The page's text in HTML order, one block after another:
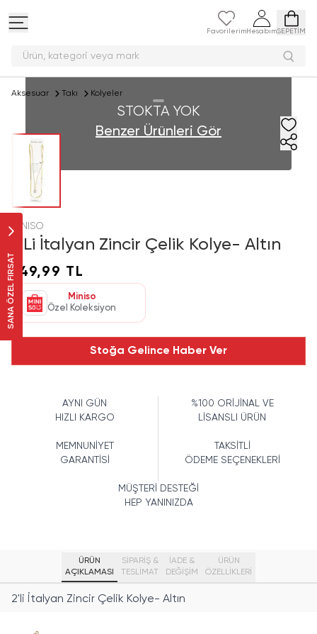
Favorilerim HesabımSEPETİM
Ürün, kategori veya
SANA ÖZEL FIRSAT
Aksesuar Takı Kolyeler
STOKTA YOK
Benzer Ürünleri Gör
MINISO
2'Li İtalyan Zincir Çelik Kolye- Altın
149,99 TL
Miniso
Özel Koleksiyon
Stoğa Gelince Haber Ver
AYNI GÜN
HIZLI KARGO
%100 ORİJİNAL VE
LİSANSLI ÜRÜN
MEMNUNİYET
GARANTİSİ
TAKSİTLİ
ÖDEME SEÇENEKLERİ
MÜŞTERİ DESTEĞİ
HEP YANINIZDA
ÜRÜN
AÇIKLAMASI
SİPARİŞ &
TESLİMAT
İADE &
DEĞİŞİM
ÜRÜN
ÖZELLIKLERI
2'li İtalyan Zincir Çelik Kolye- Altın